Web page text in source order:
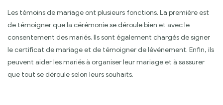
Les témoins de mariage ont plusieurs fonctions. La première est
de témoigner que la cérémonie se déroule bien et avec le
consentement des mariés. Ils sont également chargés de signer
le certificat de mariage et de témoigner de lévénement. Enfin, ils
peuvent aider les mariés à organiser leur mariage et à sassurer
que tout se déroule selon leurs souhaits.